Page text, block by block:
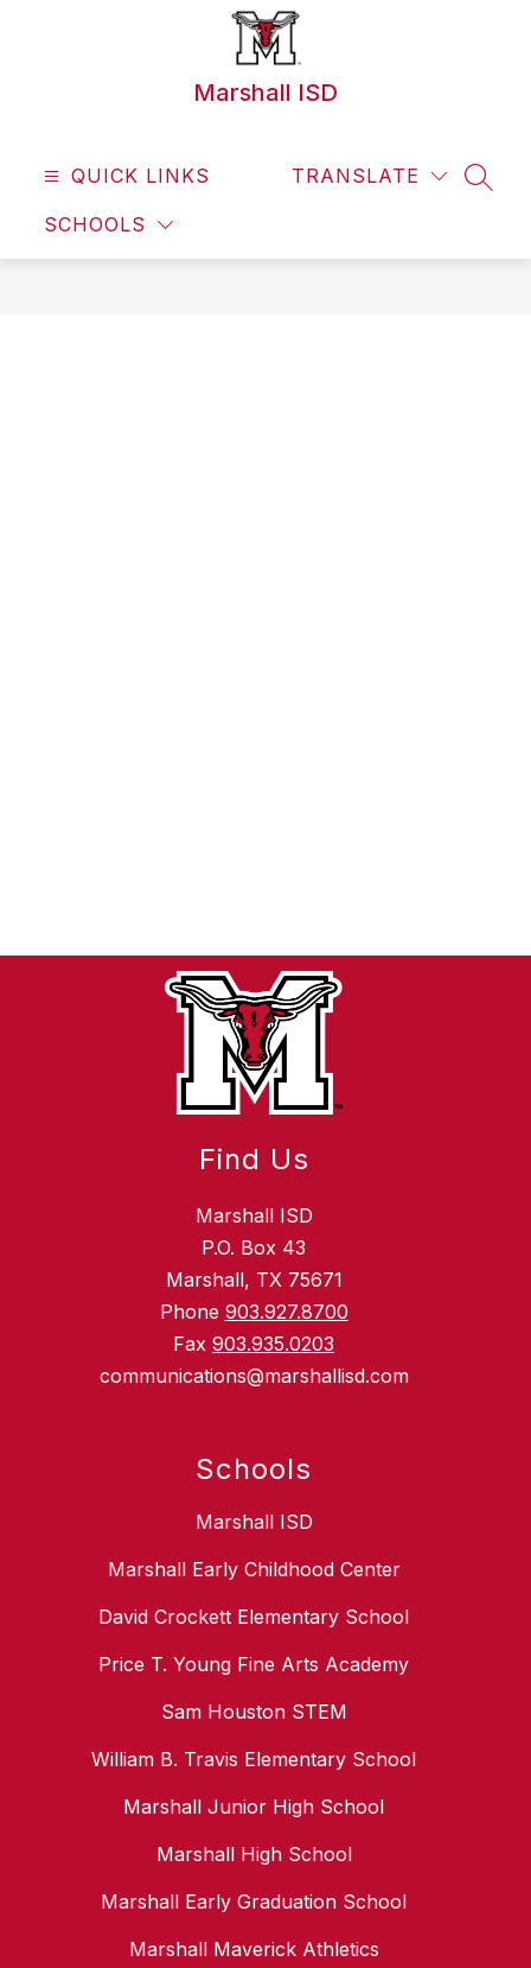
Marshall ISD
QUICK LINKS
SCHOOLS
TRANSLATE
Find Us
Marshall ISD
P.O. Box 43
Marshall, TX 75671
Phone 903.927.8700
Fax 903.935.0203
communications@marshallisd.com
Schools
Marshall ISD
Marshall Early Childhood Center
David Crockett Elementary School
Price T. Young Fine Arts Academy
Sam Houston STEM
William B. Travis Elementary School
Marshall Junior High School
Marshall High School
Marshall Early Graduation School
Marshall Maverick Athletics